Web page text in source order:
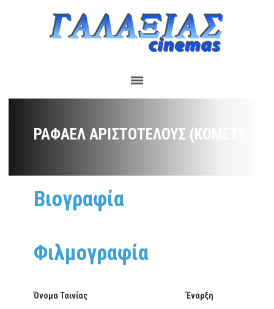
ΡΆΦΑΕΛ ΑΡΙΣΤΟΤΈΛΟΥΣ (ΚΌΜΕΤ)
Βιογραφία
Φιλμογραφία
Όνομα Ταινίας Έναρξη